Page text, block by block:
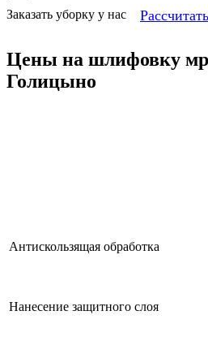
Заказать уборку у нас
Цены на шлифовку
Голицыно
Антискользящая обработка
Нанесение защитного слоя